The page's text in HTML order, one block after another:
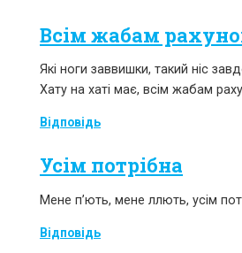
Всім жабам
Які ноги заввишки, такий ніс
Хату на хаті має, всім жабам
Відповідь
Усім потрібна
Мене п’ють, мене ллють, усім
Відповідь